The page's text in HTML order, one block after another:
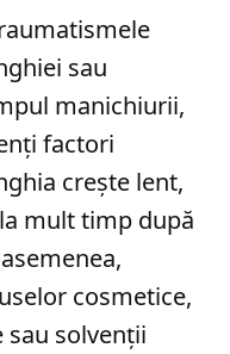
sau
manichiurii,
factori
crește lent,
mult timp după
cosmetice,
solvenții